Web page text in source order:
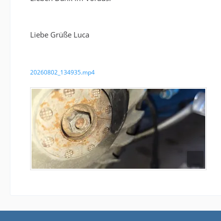
Liebe Grüße Luca
20260802_134935.mp4